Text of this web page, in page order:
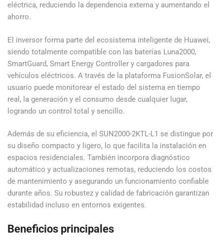
eléctrica, reduciendo la dependencia externa y aumentando el
ahorro.
El inversor forma parte del ecosistema inteligente de Huawei,
siendo totalmente compatible con las baterías Luna2000,
SmartGuard, Smart Energy Controller y cargadores para
vehículos eléctricos. A través de la plataforma FusionSolar, el
usuario puede monitorear el estado del sistema en tiempo
real, la generación y el consumo desde cualquier lugar,
logrando un control total y sencillo.
Además de su eficiencia, el SUN2000-2KTL-L1 se distingue por
su diseño compacto y ligero, lo que facilita la instalación en
espacios residenciales. También incorpora diagnóstico
automático y actualizaciones remotas, reduciendo los costos
de mantenimiento y asegurando un funcionamiento confiable
durante años. Su robustez y calidad de fabricación garantizan
estabilidad incluso en entornos exigentes.
Beneficios principales